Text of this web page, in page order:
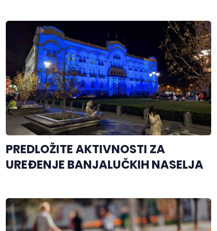
PREDLOŽITE AKTIVNOSTI ZA
UREĐENJE BANJALUČKIH NASELJA